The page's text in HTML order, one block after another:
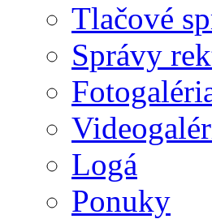
Tlačové
Správy
Logá
Ponuky